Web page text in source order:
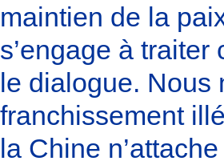
maintien de la
s’engage à
le dialogue. Nous
franchissement
la Chine